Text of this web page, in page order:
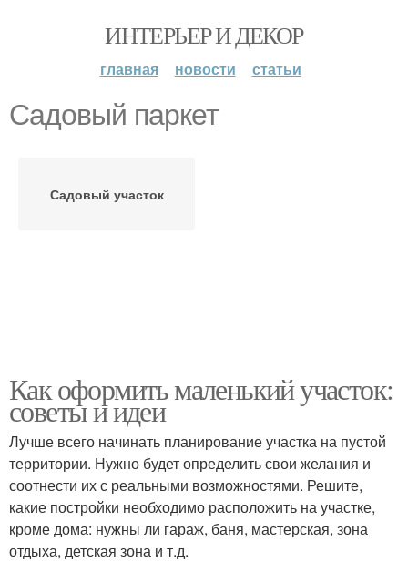
ИНТЕРЬЕР И ДЕКОР
главная новости статьи
Садовый паркет
Садовый участок
Как оформить маленький участок:
советы и идеи
Лучше всего начинать планирование участка на пустой
территории. Нужно будет определить свои желания и
соотнести их с реальными возможностями. Решите,
какие постройки необходимо расположить на участке,
кроме дома: нужны ли гараж, баня, мастерская, зона
отдыха, детская зона и т.д.